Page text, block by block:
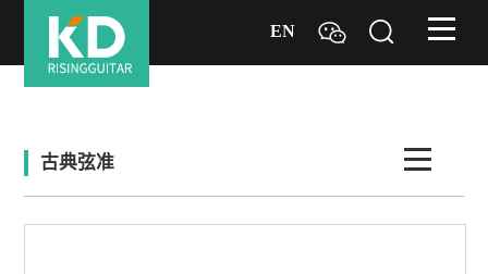
EN
古典弦准